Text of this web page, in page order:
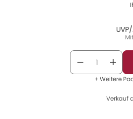
+ Weitere
Verkauf